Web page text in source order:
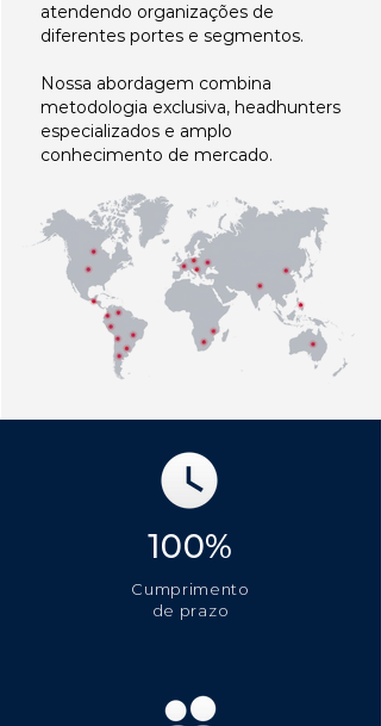
atendendo organizações de
diferentes portes e segmentos.
Nossa abordagem combina
metodologia exclusiva, headhunters
especializados e amplo
conhecimento de mercado.
100%
Cumprimento
de prazo